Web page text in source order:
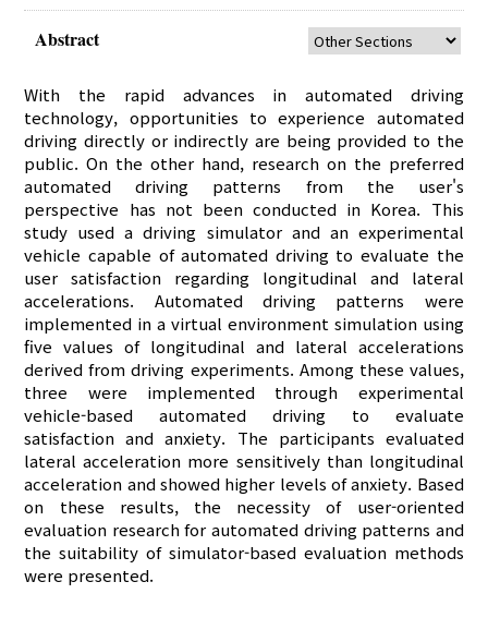
Abstract
With the rapid advances in automated driving
technology, opportunities to experience automated
driving directly or indirectly are being provided to the
public. On the other hand, research on the preferred
automated driving patterns from the user's
perspective has not been conducted in Korea. This
study used a driving simulator and an experimental
vehicle capable of automated driving to evaluate the
user satisfaction regarding longitudinal and lateral
accelerations. Automated driving patterns were
implemented in a virtual environment simulation using
five values of longitudinal and lateral accelerations
derived from driving experiments. Among these values,
three were implemented through experimental
vehicle-based automated driving to evaluate
satisfaction and anxiety. The participants evaluated
lateral acceleration more sensitively than longitudinal
acceleration and showed higher levels of anxiety. Based
on these results, the necessity of user-oriented
evaluation research for automated driving patterns and
the suitability of simulator-based evaluation methods
were presented.